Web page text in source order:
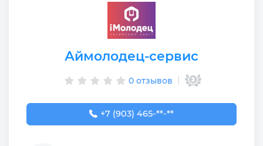
Аймолодец-сервис
0 отзывов
+7 (903) 465-35-93
+7 (903) 465-**-**